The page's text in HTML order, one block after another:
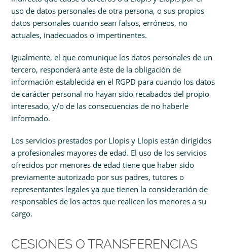
uso de datos personales de otra persona, o sus propios
datos personales cuando sean falsos, erróneos, no
actuales, inadecuados o impertinentes.
Igualmente, el que comunique los datos personales de un
tercero, responderá ante éste de la obligación de
información establecida en el RGPD para cuando los datos
de carácter personal no hayan sido recabados del propio
interesado, y/o de las consecuencias de no haberle
informado.
Los servicios prestados por Llopis y Llopis están dirigidos
a profesionales mayores de edad. El uso de los servicios
ofrecidos por menores de edad tiene que haber sido
previamente autorizado por sus padres, tutores o
representantes legales ya que tienen la consideración de
responsables de los actos que realicen los menores a su
cargo.
CESIONES O TRANSFERENCIAS